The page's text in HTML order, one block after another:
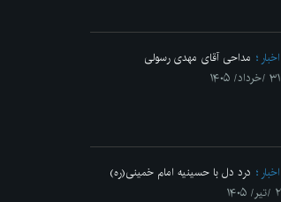
اخبار
مداحی آقای مهدی رسولی
۳۱ /خرداد/ ۱۴۰۵
اخبار
درد دل با حسینیه امام خمینی(ره)
۲ /تیر/ ۱۴۰۵